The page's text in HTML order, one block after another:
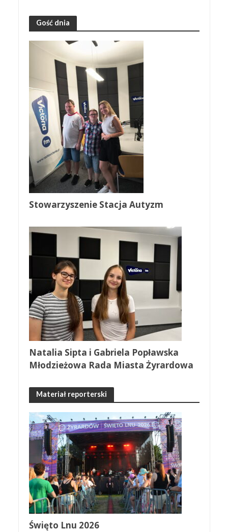
Gość dnia
Stowarzyszenie Stacja Autyzm
Natalia Sipta i Gabriela Popławska
Młodzieżowa Rada Miasta Żyrardowa
Materiał reporterski
Święto Lnu 2026